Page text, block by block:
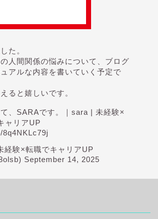
た。
人間関係の悩みについて、ブログ
アルな内容を書いていく予定で
ると嬉しいです。
、SARAです。｜sara | 未経験×
ャリアUP
験×転職でキャリアUP
September 14, 2025